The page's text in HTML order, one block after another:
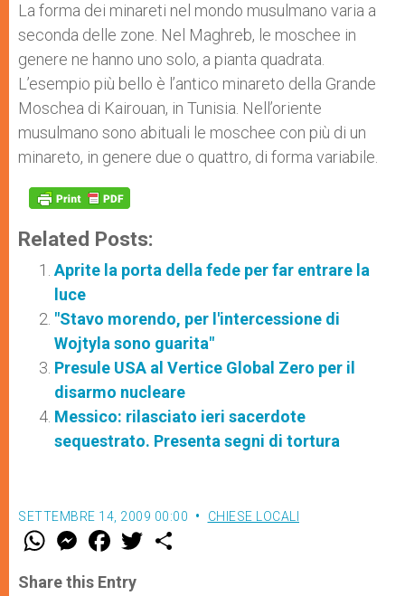
La forma dei minareti nel mondo musulmano varia a
seconda delle zone. Nel Maghreb, le moschee in
genere ne hanno uno solo, a pianta quadrata.
L’esempio più bello è l’antico minareto della Grande
Moschea di Kairouan, in Tunisia. Nell’oriente
musulmano sono abituali le moschee con più di un
minareto, in genere due o quattro, di forma variabile.
Related Posts:
Aprite la porta della fede per far entrare la
luce
"Stavo morendo, per l'intercessione di
Wojtyla sono guarita"
Presule USA al Vertice Global Zero per il
disarmo nucleare
Messico: rilasciato ieri sacerdote
sequestrato. Presenta segni di tortura
SETTEMBRE 14, 2009 00:00 CHIESE LOCALI
W
t
s
M
e
s
e
F
a
e
b
w
Share this Entry